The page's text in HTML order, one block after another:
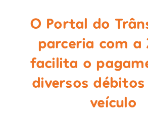
O Portal do
parceria com a
facilita o
diversos
veículo